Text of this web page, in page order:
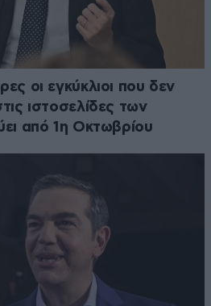
οι εγκύκλιοι που δεν
ιστοσελίδες των
από 1η Οκτωβρίου